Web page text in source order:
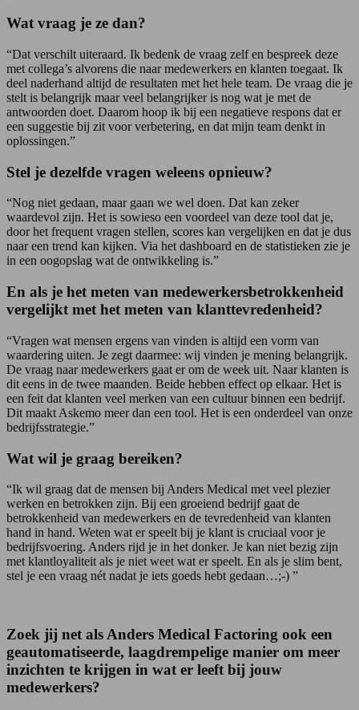
Wat vraag je ze dan?
“Dat verschilt uiteraard. Ik bedenk de vraag zelf en bespreek deze
met collega’s alvorens die naar medewerkers en klanten toegaat. Ik
deel naderhand altijd de resultaten met het hele team. De vraag die je
stelt is belangrijk maar veel belangrijker is nog wat je met de
antwoorden doet. Daarom hoop ik bij een negatieve respons dat er
een suggestie bij zit voor verbetering, en dat mijn team denkt in
oplossingen.”
Stel je dezelfde vragen weleens opnieuw?
“Nog niet gedaan, maar gaan we wel doen. Dat kan zeker
waardevol zijn. Het is sowieso een voordeel van deze tool dat je,
door het frequent vragen stellen, scores kan vergelijken en dat je dus
naar een trend kan kijken. Via het dashboard en de statistieken zie je
in een oogopslag wat de ontwikkeling is.”
En als je het meten van medewerkersbetrokkenheid
vergelijkt met het meten van klanttevredenheid?
“Vragen wat mensen ergens van vinden is altijd een vorm van
waardering uiten. Je zegt daarmee: wij vinden je mening belangrijk.
De vraag naar medewerkers gaat er om de week uit. Naar klanten is
dit eens in de twee maanden. Beide hebben effect op elkaar. Het is
een feit dat klanten veel merken van een cultuur binnen een bedrijf.
Dit maakt Askemo meer dan een tool. Het is een onderdeel van onze
bedrijfsstrategie.”
Wat wil je graag bereiken?
“Ik wil graag dat de mensen bij Anders Medical met veel plezier
werken en betrokken zijn. Bij een groeiend bedrijf gaat de
betrokkenheid van medewerkers en de tevredenheid van klanten
hand in hand. Weten wat er speelt bij je klant is cruciaal voor je
bedrijfsvoering. Anders rijd je in het donker. Je kan niet bezig zijn
met klantloyaliteit als je niet weet wat er speelt. En als je slim bent,
stel je een vraag nét nadat je iets goeds hebt gedaan…;-) ”
Zoek jij net als Anders Medical Factoring ook een
geautomatiseerde, laagdrempelige manier om meer
inzichten te krijgen in wat er leeft bij jouw
medewerkers?